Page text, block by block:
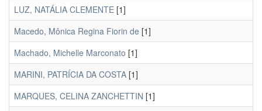
LUZ, NATÁLIA CLEMENTE [1]
Macedo, Mônica Regina Fiorin de [1]
Machado, Michelle Marconato [1]
MARINI, PATRÍCIA DA COSTA [1]
MARQUES, CELINA ZANCHETTIN [1]